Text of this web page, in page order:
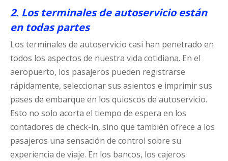
2. Los terminales de autoservicio están
en todas partes
Los terminales de autoservicio casi han penetrado en
todos los aspectos de nuestra vida cotidiana. En el
aeropuerto, los pasajeros pueden registrarse
rápidamente, seleccionar sus asientos e imprimir sus
pases de embarque en los quioscos de autoservicio.
Esto no solo acorta el tiempo de espera en los
contadores de check-in, sino que también ofrece a los
pasajeros una sensación de control sobre su
experiencia de viaje. En los bancos, los cajeros